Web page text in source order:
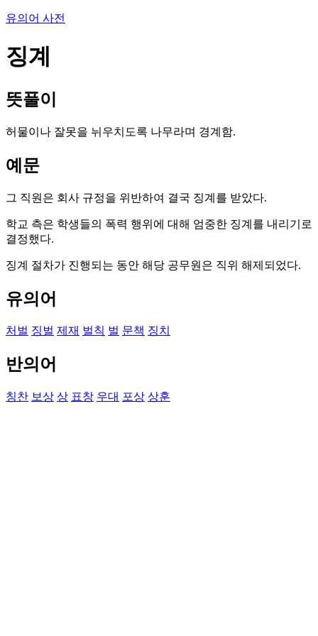
유의어 사전
징계
뜻풀이
허물이나 잘못을 뉘우치도록 나무라며 경계함.
예문
그 직원은 회사 규정을 위반하여 결국 징계를 받았다.
학교 측은 학생들의 폭력 행위에 대해 엄중한 징계를 내리기로
결정했다.
징계 절차가 진행되는 동안 해당 공무원은 직위 해제되었다.
유의어
처벌 징벌 제재 벌칙 벌 문책 징치
반의어
칭찬 보상 상 표창 우대 포상 상훈